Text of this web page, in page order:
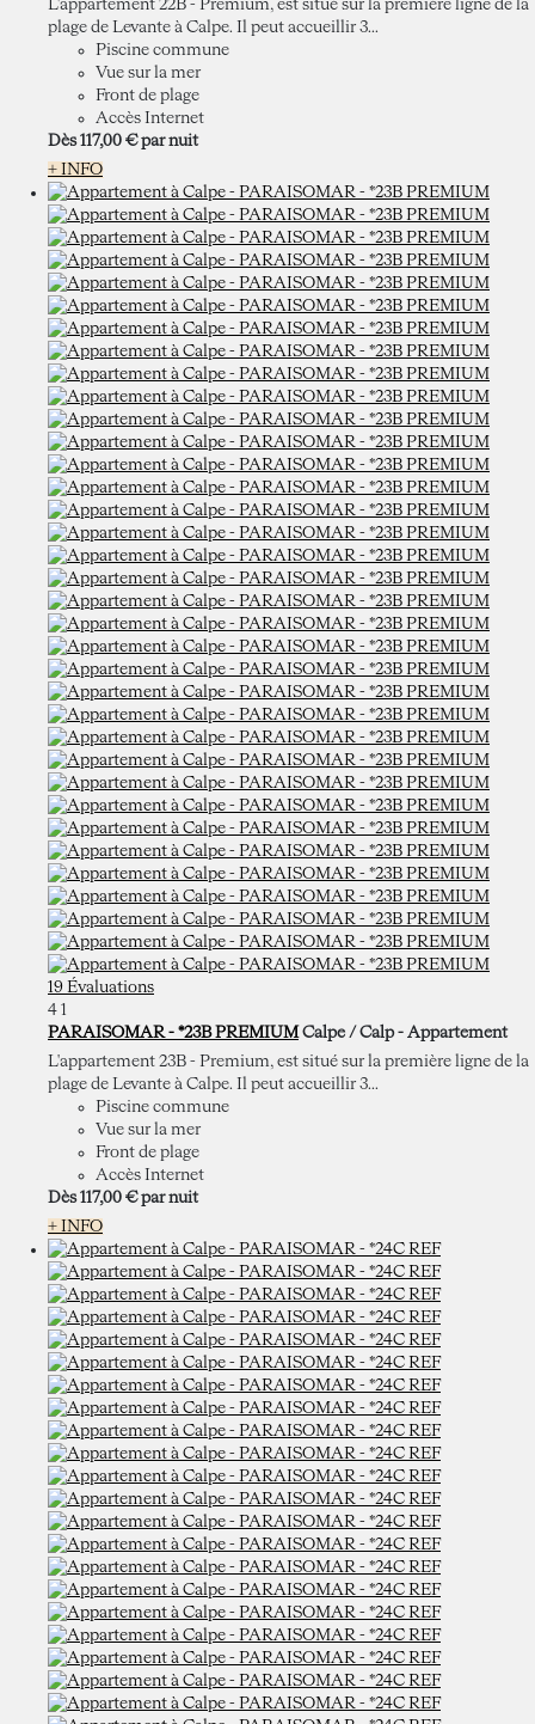
L'appartement 22B - Premium, est situé sur la première ligne de la
plage de Levante à Calpe. Il peut accueillir 3...
Piscine commune
Vue sur la mer
Front de plage
Accès Internet
Dès 117,00 € par nuit
+ INFO
19 Évaluations
4 1
PARAISOMAR - *23B PREMIUM Calpe / Calp - Appartement
L'appartement 23B - Premium, est situé sur la première ligne de la
plage de Levante à Calpe. Il peut accueillir 3...
Piscine commune
Vue sur la mer
Front de plage
Accès Internet
Dès 117,00 € par nuit
+ INFO